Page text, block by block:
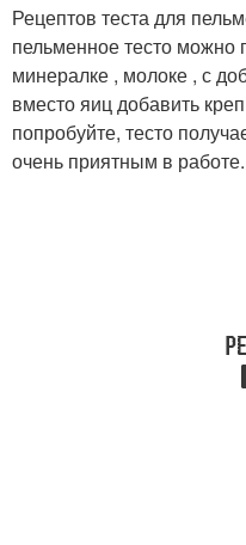
Рецептов теста для
пельменное тесто можно
минералке , молоке , с
вместо яиц добавить
попробуйте, тесто
очень приятным в работе.